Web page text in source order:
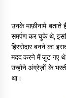
उनके माफ़ीनामे बताते
समर्पण कर चुके थे,
हिस्सेदार बनने का
मदद करने में जुट गए
उन्होंने अंग्रेज़ों के
था।